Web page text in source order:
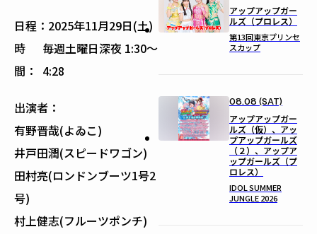
日程： 2025年11月29日(土)
時
間：
毎週土曜日深夜 1:30〜
4:28
出演者：
有野晋哉(よゐこ)
井戸田潤(スピードワゴン)
田村亮(ロンドンブーツ1号2
号)
村上健志(フルーツポンチ)
アップアップガー
ルズ（プロレス）
第13回東京プリンセ
スカップ
08.08 (SAT)
アップアップガー
ルズ（仮）、アッ
プアップガールズ
（２）、アップア
ップガールズ（プ
ロレス）
IDOL SUMMER
JUNGLE 2026